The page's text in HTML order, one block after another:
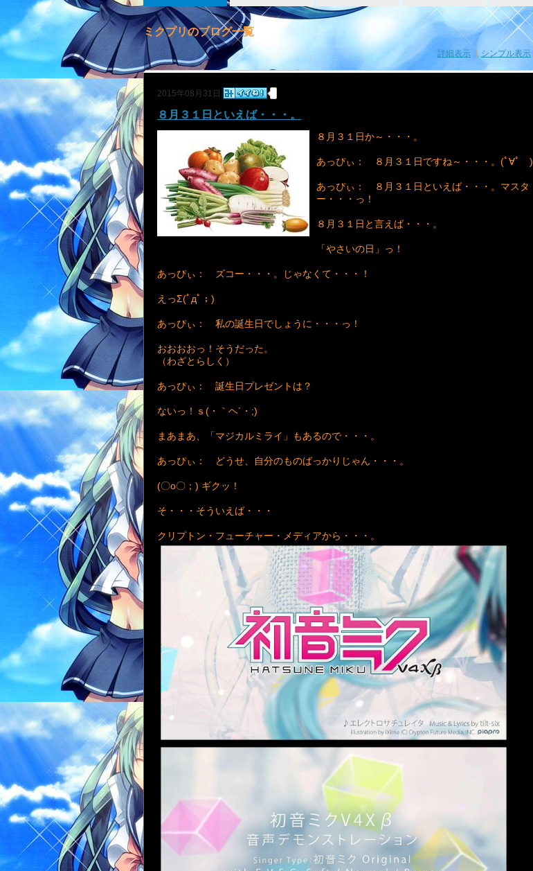
ミクプリのブログ一覧
詳細表示 ｜ シンプル表示
2015年08月31日
８月３１日といえば・・・。
８月３１日か～・・・。
あっぴぃ： ８月３１日ですね～・・・。(ﾟ∀ﾟ )
あっぴぃ： ８月３１日といえば・・・。マスタ
ー・・・っ！
８月３１日と言えば・・・。
「やさいの日」っ！
あっぴぃ： ズコー・・・。じゃなくて・・・！
えっΣ(ﾟдﾟ；)
あっぴぃ： 私の誕生日でしょうに・・・っ！
おおおおっ！そうだった。
（わざとらしく）
あっぴぃ： 誕生日プレゼントは？
ないっ！ｓ(・｀ヘ´・;)ゞ
まあまあ、「マジカルミライ」もあるので・・・。
あっぴぃ： どうせ、自分のものばっかりじゃん・・・。
(〇o〇；) ギクッ！
そ・・・そういえば・・・
クリプトン・フューチャー・メディアから・・・。